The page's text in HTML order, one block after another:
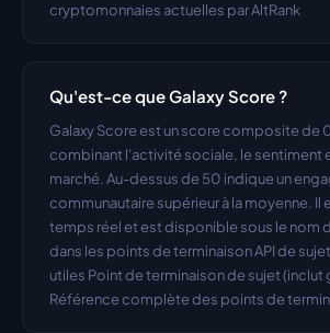
cryptomonnaies actuelles par AltRank
Qu'est-ce que Galaxy Score ?
Galaxy Score est un score composite de
combinant l'activité sociale, le sentiment
marché. Au-dessus de 50 indique un
communautaire supérieur à la moyenne. Il
temps réel et est disponible sous le nom
dans les points de terminaison API de
utiles Point de terminaison de sujet (inclut
Référence complète des points de